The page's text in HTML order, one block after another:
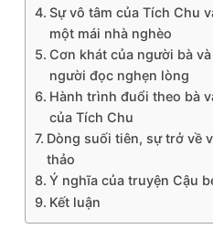
Sự vô tâm của Tích Chu
một mái nhà nghèo
Cơn khát của người bà
người đọc nghẹn lòng
Hành trình đuổi theo bà
của Tích Chu
Dòng suối tiên, sự trở về
thảo
Ý nghĩa của truyện Cậu
Kết luận